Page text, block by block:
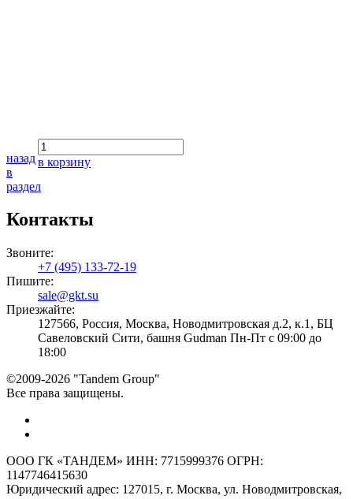
в корзину
назад
в
раздел
Контакты
Звоните:
+7 (495) 133-72-19
Пишите:
sale@gkt.su
Приезжайте:
127566, Россия, Москва, Новодмитровская д.2, к.1, БЦ
Савеловский Сити, башня Gudman Пн-Пт с 09:00 до
18:00
©2009-2026 "Tandem Group"
Все права защищены.
ООО ГК «ТАНДЕМ» ИНН: 7715999376 ОГРН:
1147746415630
Юридический адрес: 127015, г. Москва, ул. Новодмитровская,